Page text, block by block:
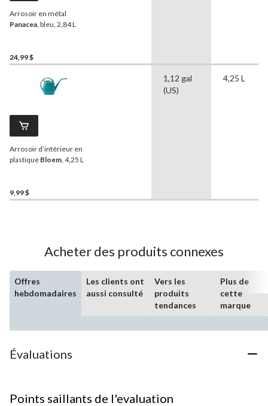
Arrosoir en métal
Panacea , bleu, 2,84 L
24,99 $
Arrosoir d’intérieur en
plastique Bloem , 4,25 L
9,99 $
1,12 gal
(US)
4,25 L
Acheter des produits connexes
Offres
hebdomadaires
Les clients ont
aussi consulté
Vers les
produits
tendances
Plus de
cette
marque
Évaluations
Points saillants de l'evaluation